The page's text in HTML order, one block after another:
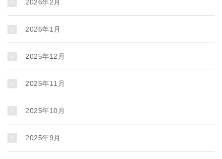
2026年2月
2026年1月
2025年12月
2025年11月
2025年10月
2025年9月